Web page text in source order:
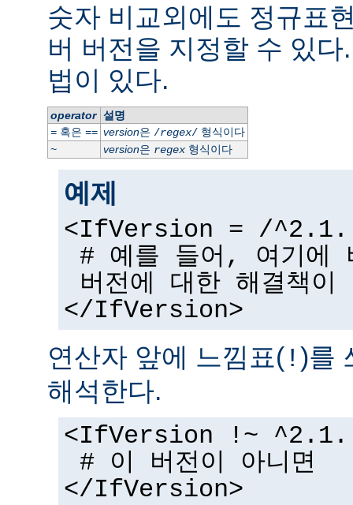
숫자 비교외에도 정규표
버 버전을 지정할 수 있
법이 있다.
operator 설명
=혹은 == version은 /regex/형식이다
~
version은 regex형식이다
예제
<IfVersion = /
# 예를 들어, 여기에
버전에 대한 해결책이
</IfVersion>
연산자 앞에 느낌표( ! )를
해석한다.
<IfVersion !~
# 이 버전이 아니면
</IfVersion>